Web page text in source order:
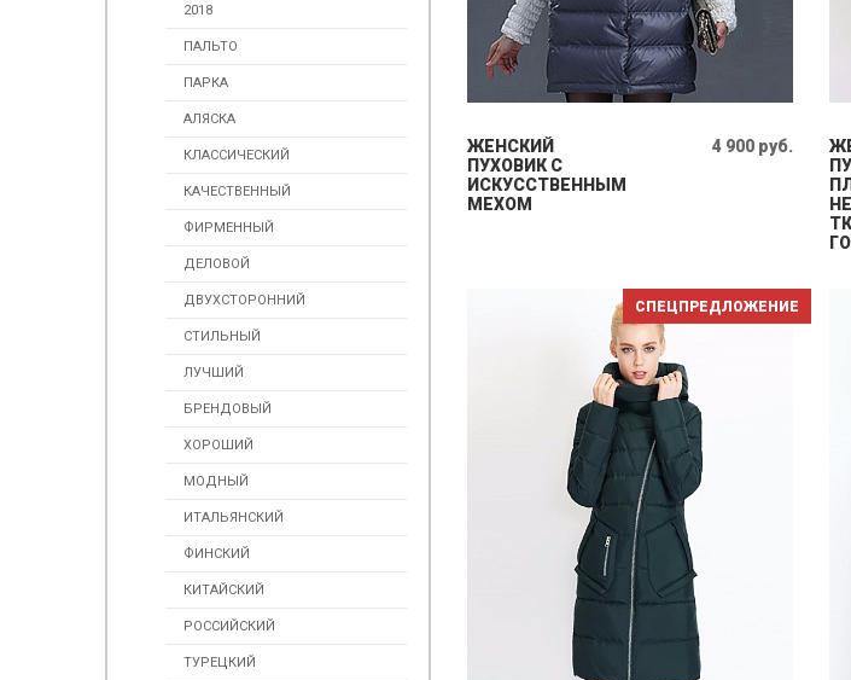
2018
ПАЛЬТО
ПАРКА
АЛЯСКА
КЛАССИЧЕСКИЙ
КАЧЕСТВЕННЫЙ
ФИРМЕННЫЙ
ДЕЛОВОЙ
ДВУХСТОРОННИЙ
СТИЛЬНЫЙ
ЛУЧШИЙ
БРЕНДОВЫЙ
ХОРОШИЙ
МОДНЫЙ
ИТАЛЬЯНСКИЙ
ФИНСКИЙ
КИТАЙСКИЙ
РОССИЙСКИЙ
ТУРЕЦКИЙ
ЖЕНСКИЙ
ПУХОВИК С
ИСКУССТВЕННЫМ
МЕХОМ
4 900 руб.
СПЕЦПРЕДЛОЖЕНИЕ